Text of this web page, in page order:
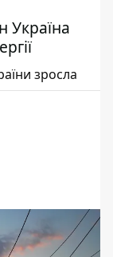
Україна
зросла